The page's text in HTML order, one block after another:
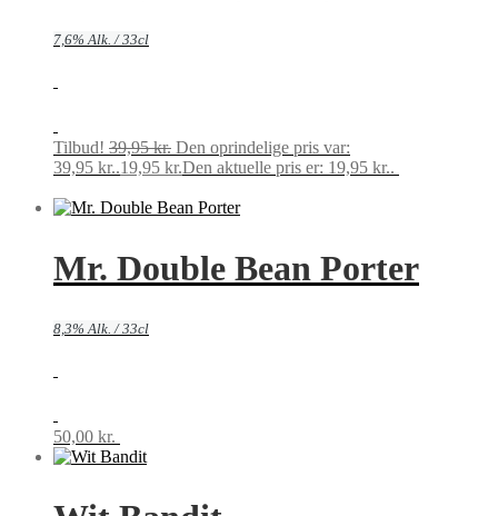
7,6% Alk. / 33cl
Tilbud! 39,95kr. Den oprindelige pris var:
39,95 kr..19,95 kr.Den aktuelle pris er: 19,95 kr..
Mr. Double Bean Porter
8,3% Alk. / 33cl
50,00 kr.